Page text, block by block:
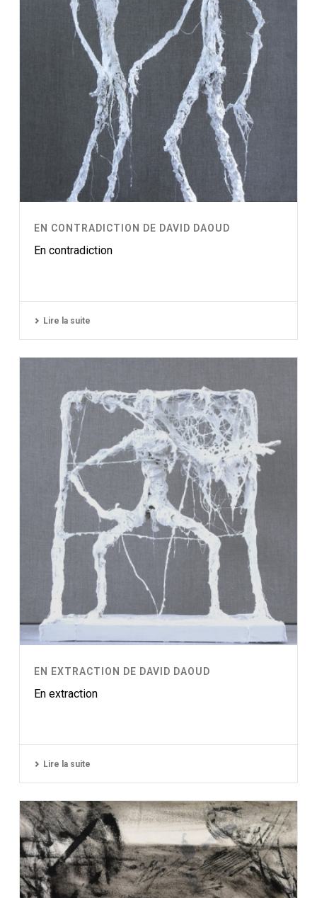
EN CONTRADICTION DE DAVID DAOUD
En contradiction
Lire la suite
EN EXTRACTION DE DAVID DAOUD
En extraction
Lire la suite